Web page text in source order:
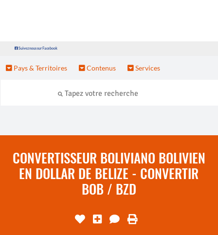
Suivez nous sur Facebook
Pays & Territoires Contenus Services
CONVERTISSEUR BOLIVIANO BOLIVIEN
EN DOLLAR DE BELIZE - CONVERTIR
BOB / BZD